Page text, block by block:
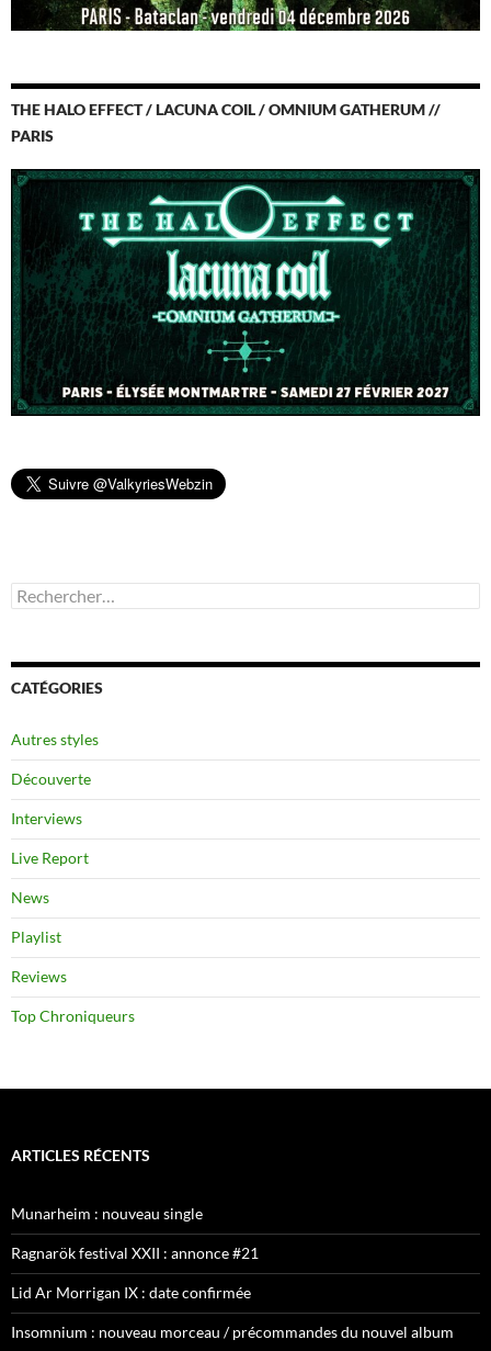
THE HALO EFFECT / LACUNA COIL / OMNIUM GATHERUM //
PARIS
Rechercher :
CATÉGORIES
Autres styles
Découverte
Interviews
Live Report
News
Playlist
Reviews
Top Chroniqueurs
ARTICLES RÉCENTS
Munarheim : nouveau single
Ragnarök festival XXII : annonce #21
Lid Ar Morrigan IX : date confirmée
Insomnium : nouveau morceau / précommandes du nouvel album